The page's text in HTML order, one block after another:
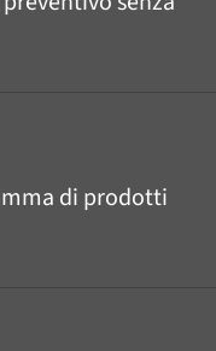
di prodotti